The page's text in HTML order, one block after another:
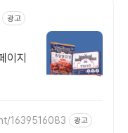
광고
이지
1639516083 광고